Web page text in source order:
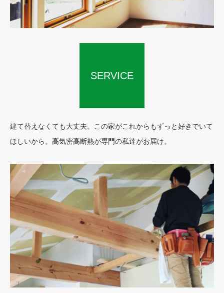
CONCEPT
SERVICE
建て替えなくても大丈夫。この家がこれからもずっと好きでいて
ほしいから。高気密高断熱が専門の私達がお届け。